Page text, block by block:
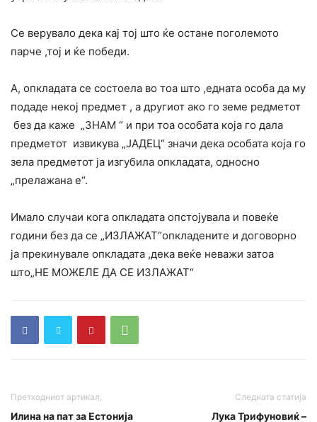
Се верувало дека кај тој што ќе остане поголемото
парче ,тој и ќе победи.
А, опкладата се состоела во тоа што ,едната особа да му
подаде некој предмет , а другиот ако го земе редметот
без да каже „ЗНАМ “ и при тоа особата која го дала
предметот извикува „ЈАДЕЦ“ значи дека особата која го
зела предметот ја изгубила опкладата, односно
„прелажана е“.
Имало случаи кога опкладата опстојувала и повеќе
години без да се „ИЗЛАЖАТ“опкладените и договорно
ја прекинувале опкладата ,дека веќе неважи затоа
што„НЕ МОЖЕЛЕ ДА СЕ ИЗЛАЖАТ“
Претходниот артикал,
Илина на пат за Естонија
Следната статија
Лука Трифуновиќ –